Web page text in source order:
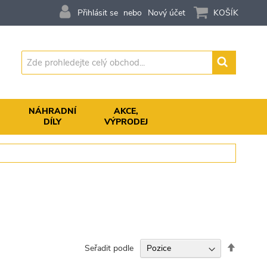
KOŠÍK
Přihlásit se Nový účet
Vyhledávání
NÁHRADNÍ
DÍLY
AKCE,
VÝPRODEJ
Seřadit podle